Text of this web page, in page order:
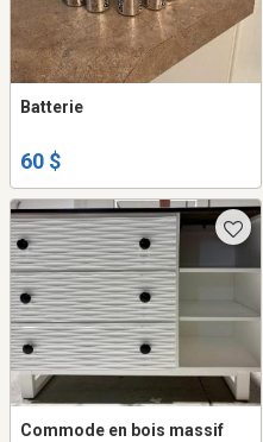
Batterie
60 $
Commode en bois massif